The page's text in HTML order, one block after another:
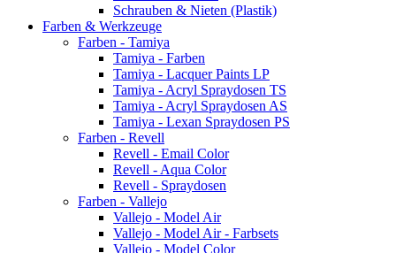
Schrauben & Nieten (Plastik)
Farben & Werkzeuge
Farben - Tamiya
Tamiya - Farben
Tamiya - Lacquer Paints LP
Tamiya - Acryl Spraydosen TS
Tamiya - Acryl Spraydosen AS
Tamiya - Lexan Spraydosen PS
Farben - Revell
Revell - Email Color
Revell - Aqua Color
Revell - Spraydosen
Farben - Vallejo
Vallejo - Model Air
Vallejo - Model Air - Farbsets
Vallejo - Model Color